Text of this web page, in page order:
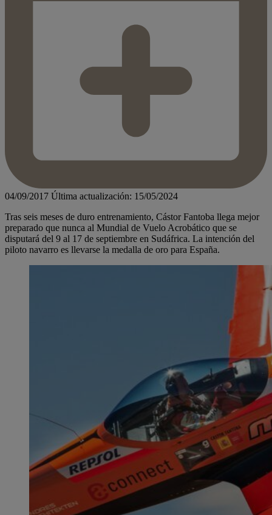
04/09/2017 Última actualización: 15/05/2024
Tras seis meses de duro entrenamiento, Cástor Fantoba llega mejor
preparado que nunca al Mundial de Vuelo Acrobático que se
disputará del 9 al 17 de septiembre en Sudáfrica. La intención del
piloto navarro es llevarse la medalla de oro para España.